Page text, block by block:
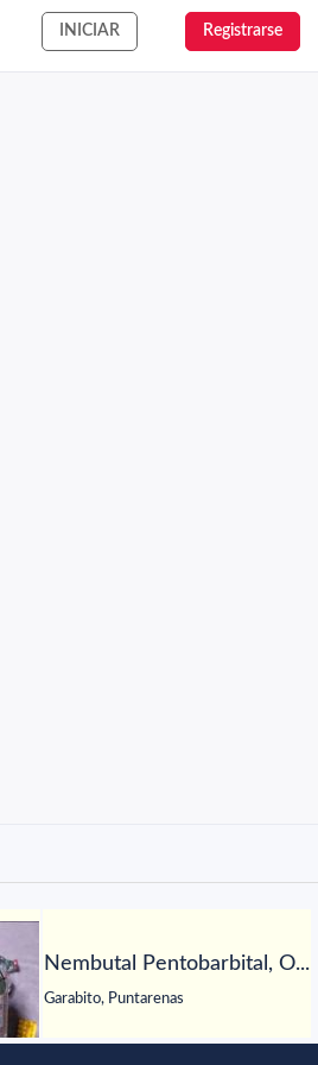
INICIAR Registrarse
Nembutal Pentobarbital, O...
Garabito, Puntarenas